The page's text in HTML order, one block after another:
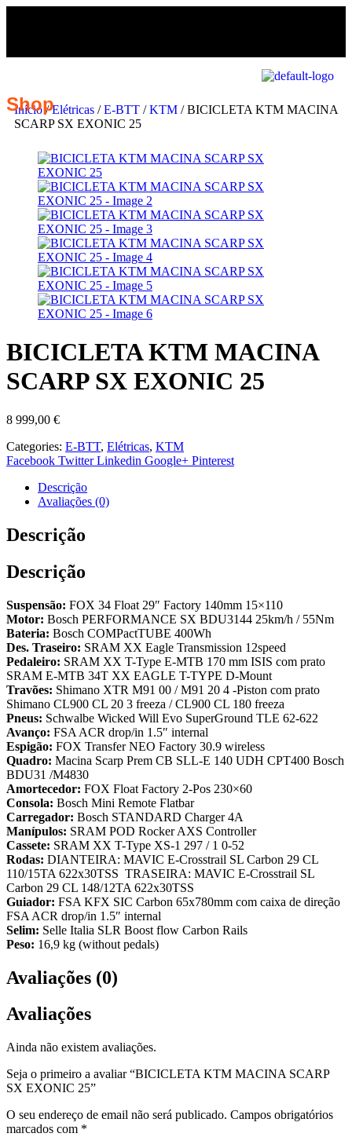
Shop
Início /Elétricas /E-BTT /KTM / BICICLETA KTM MACINA
SCARP SX EXONIC 25
BICICLETA KTM MACINA
SCARP SX EXONIC 25
8 999,00 €
Categories: E-BTT, Elétricas, KTM
Facebook Twitter Linkedin Google+ Pinterest
Descrição
Avaliações (0)
Descrição
Descrição
Suspensão: FOX 34 Float 29″ Factory 140mm 15×110
Motor: Bosch PERFORMANCE SX BDU3144 25km/h / 55Nm
Bateria: Bosch COMPactTUBE 400Wh
Des. Traseiro: SRAM XX Eagle Transmission 12speed
Pedaleiro: SRAM XX T-Type E-MTB 170 mm ISIS com prato
SRAM E-MTB 34T XX EAGLE T-TYPE D-Mount
Travões: Shimano XTR M91 00 / M91 20 4 -Piston com prato
Shimano CL900 CL 20 3 freeza / CL900 CL 180 freeza
Pneus: Schwalbe Wicked Will Evo SuperGround TLE 62-622
Avanço: FSA ACR drop/in 1.5″ internal
Espigão: FOX Transfer NEO Factory 30.9 wireless
Quadro: Macina Scarp Prem CB SLL-E 140 UDH CPT400 Bosch
BDU31 /M4830
Amortecedor: FOX Float Factory 2-Pos 230×60
Consola: Bosch Mini Remote Flatbar
Carregador: Bosch STANDARD Charger 4A
Manípulos: SRAM POD Rocker AXS Controller
Cassete: SRAM XX T-Type XS-1 297 / 1 0-52
Rodas: DIANTEIRA: MAVIC E-Crosstrail SL Carbon 29 CL
110/15TA 622x30TSS TRASEIRA: MAVIC E-Crosstrail SL
Carbon 29 CL 148/12TA 622x30TSS
Guiador: FSA KFX SIC Carbon 65x780mm com caixa de direção
FSA ACR drop/in 1.5″ internal
Selim: Selle Italia SLR Boost flow Carbon Rails
Peso: 16,9 kg (without pedals)
Avaliações (0)
Avaliações
Ainda não existem avaliações.
Seja o primeiro a avaliar “BICICLETA KTM MACINA SCARP
SX EXONIC 25”
O seu endereço de email não será publicado. Campos obrigatórios
marcados com *